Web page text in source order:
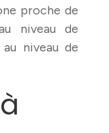
proche de
niveau de
niveau de